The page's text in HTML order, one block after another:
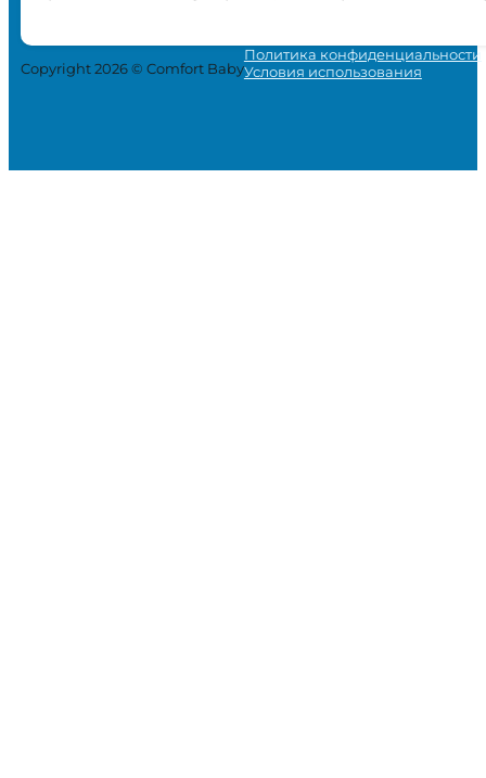
Copyright 2026 © Comfort Baby
Политика конфиденциальности
Условия использования